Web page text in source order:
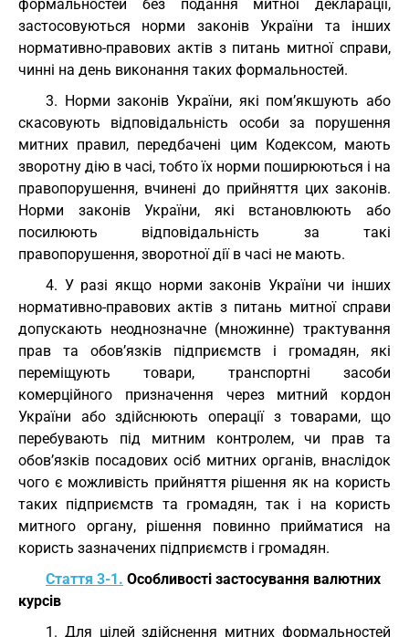
формальностей без подання митної декларації,
застосовуються норми законів України та інших
нормативно-правових актів з питань митної справи,
чинні на день виконання таких формальностей.
3. Норми законів України, які пом’якшують або
скасовують відповідальність особи за порушення
митних правил, передбачені цим Кодексом, мають
зворотну дію в часі, тобто їх норми поширюються і на
правопорушення, вчинені до прийняття цих законів.
Норми законів України, які встановлюють або
посилюють відповідальність за такі
правопорушення, зворотної дії в часі не мають.
4. У разі якщо норми законів України чи інших
нормативно-правових актів з питань митної справи
допускають неоднозначне (множинне) трактування
прав та обов’язків підприємств і громадян, які
переміщують товари, транспортні засоби
комерційного призначення через митний кордон
України або здійснюють операції з товарами, що
перебувають під митним контролем, чи прав та
обов’язків посадових осіб митних органів, внаслідок
чого є можливість прийняття рішення як на користь
таких підприємств та громадян, так і на користь
митного органу, рішення повинно прийматися на
користь зазначених підприємств і громадян.
Стаття 3-1. Особливості застосування валютних
курсів
1. Для цілей здійснення митних формальностей